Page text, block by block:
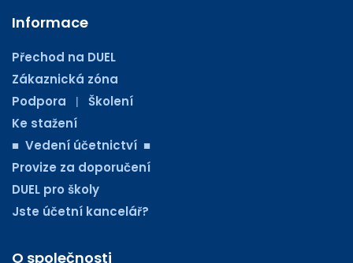
Informace
Přechod na DUEL
Zákaznická zóna
Podpora
| Školení
Ke stažení
■ Vedení účetnictví ■
Provize za doporučení
DUEL pro školy
Jste účetní kancelář?
O společnosti